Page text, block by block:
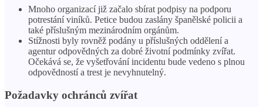
Mnoho organizací již začalo sbírat podpisy na podporu
potrestání viníků. Petice budou zaslány španělské policii a
také příslušným mezinárodním orgánům.
Stížnosti byly rovněž podány u příslušných oddělení a
agentur odpovědných za dobré životní podmínky zvířat.
Očekává se, že vyšetřování incidentu bude vedeno s plnou
odpovědností a trest je nevyhnutelný.
Požadavky ochránců zvířat